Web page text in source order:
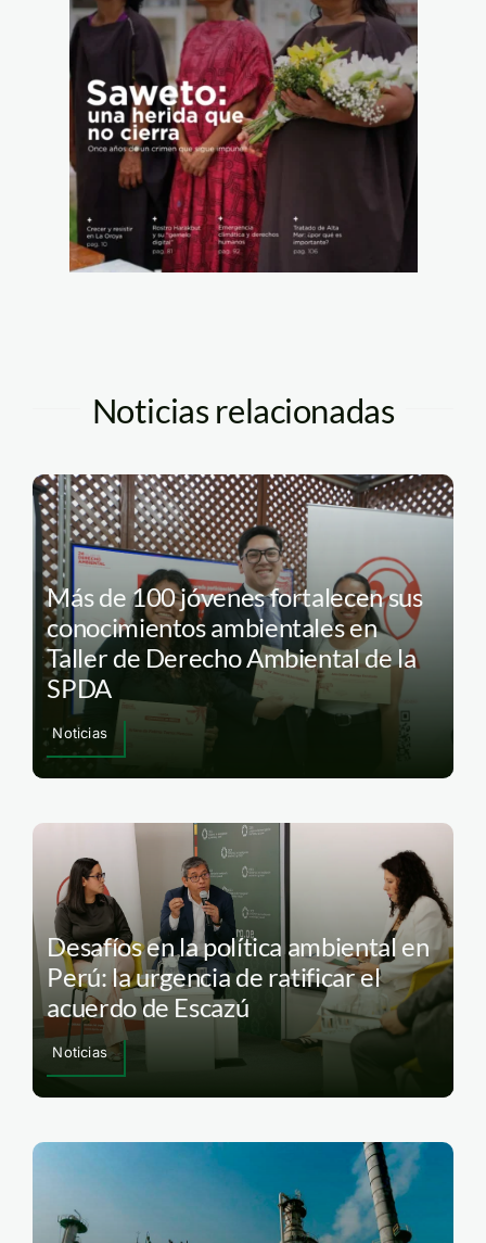
Noticias relacionadas
Más de 100 jóvenes fortalecen sus
conocimientos ambientales en
Taller de Derecho Ambiental de la
SPDA
Noticias
Desafíos en la política ambiental en
Perú: la urgencia de ratificar el
acuerdo de Escazú
Noticias